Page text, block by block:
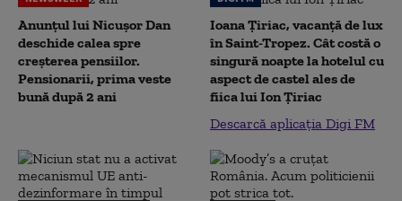
Anunțul lui Nicușor Dan
deschide calea spre
creșterea pensiilor.
Pensionarii, prima veste
bună după 2 ani
Ioana Țiriac, vacanță de lux
în Saint-Tropez. Cât costă o
singură noapte la hotelul cu
aspect de castel ales de
fiica lui Ion Țiriac
Descarcă aplicația Digi FM